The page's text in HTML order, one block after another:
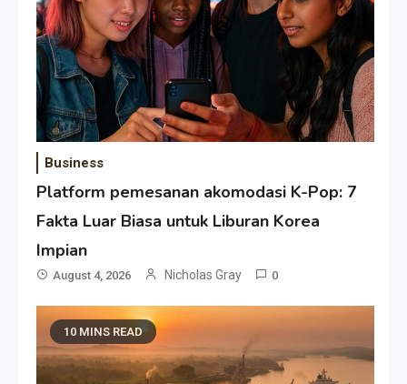
Business
Platform pemesanan akomodasi K-Pop: 7
Fakta Luar Biasa untuk Liburan Korea
Impian
August 4, 2026 Nicholas Gray 0
10 MINS READ